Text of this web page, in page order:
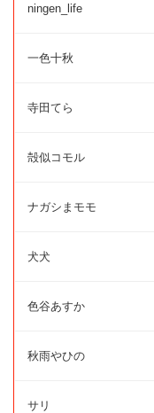
ningen_life
一色十秋
寺田てら
殻似コモル
ナガシまモモ
犬犬
色谷あすか
秋雨やひの
サリ